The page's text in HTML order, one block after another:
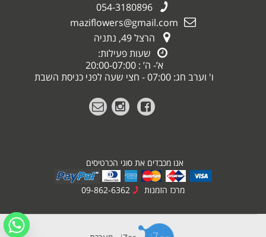
054-3180896
maziflowers@gmail.com
הרצל 49, נתניה
שעות פעילות:
א’- ה’ : 20:00-07:00
ו' וערב חג: 07:00 - חצי שעה לפני כניסת השבת
אנו מכבדים את סוגי הכרטיסים
מרכז הזמנות